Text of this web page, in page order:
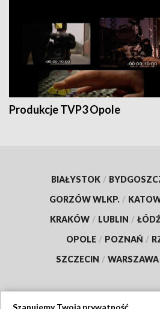
Produkcje TVP3 Opole
BIAŁYSTOK /
GORZÓW WLKP. /
KRAKÓW / LUBLIN /
OPOLE / POZNAŃ /
SZCZECIN / WARSZAWA
Szanujemy Twoją prywatność